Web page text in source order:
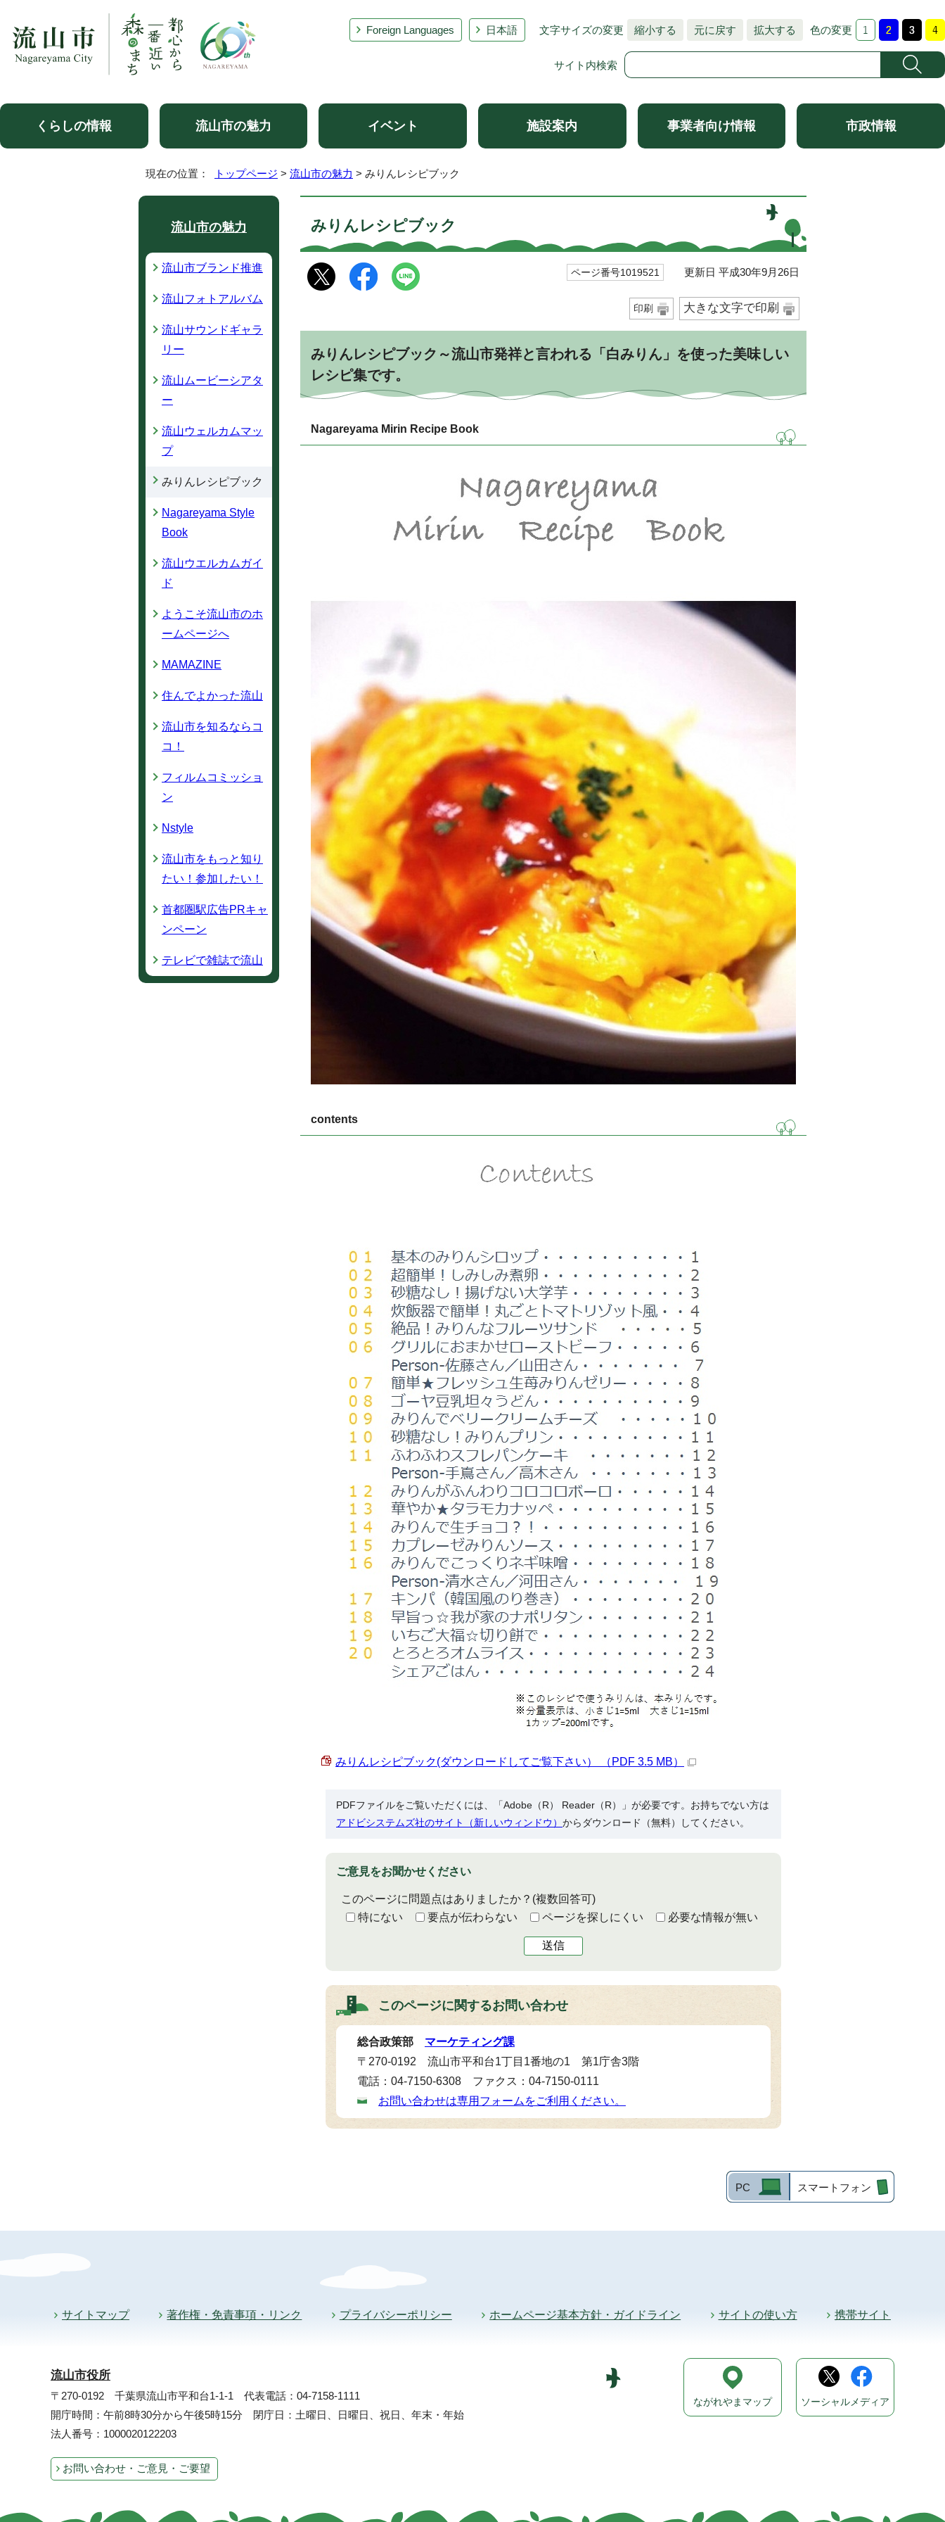
Foreign Languages 日本語 文字サイズの変更 縮小する 元に戻す 拡大する 色の変更
サイト内検索
くらしの情報 流山市の魅力 イベント 施設案内 事業者向け情報 市政情報
現在の位置： トップページ > 流山市の魅力 > みりんレシピブック
みりんレシピブック
ページ番号1019521 更新日 平成30年9月26日
印刷 大きな文字で印刷
みりんレシピブック～流山市発祥と言われる「白みりん」を使った美味しい
レシピ集です。
Nagareyama Mirin Recipe Book
contents
みりんレシピブック(ダウンロードしてご覧下さい） （PDF 3.5 MB）
PDFファイルをご覧いただくには、「Adobe（R） Reader（R）」が必要です。お持ちでない方は
アドビシステムズ社のサイト（新しいウィンドウ） からダウンロード（無料）してください。
ご意見をお聞かせください
このページに問題点はありましたか？ (複数回答可)
特にない
要点が伝わらない ページを探しにくい 必要な情報が無い
送信
このページに関するお問い合わせ
総合政策部 マーケティング課
〒270-0192 流山市平和台1丁目1番地の1 第1庁舎3階
電話：04-7150-6308 ファクス：04-7150-0111
お問い合わせは専用フォームをご利用ください。
流山市の魅力
流山市ブランド推進
流山フォトアルバム
流山サウンドギャラ
リー
流山ムービーシアタ
ー
流山ウェルカムマッ
プ
みりんレシピブック
Nagareyama Style
Book
流山ウエルカムガイ
ド
ようこそ流山市のホ
ームページへ
MAMAZINE
住んでよかった流山
流山市を知るならコ
コ！
フィルムコミッショ
ン
Nstyle
流山市をもっと知り
たい！参加したい！
首都圏駅広告PRキャ
ンペーン
テレビで雑誌で流山
PC スマートフォン
サイトマップ 著作権・免責事項・リンク プライバシーポリシー ホームページ基本方針・ガイドライン サイトの使い方 携帯サイト
流山市役所
〒270-0192 千葉県流山市平和台1-1-1 代表電話：04-7158-1111
開庁時間：午前8時30分から午後5時15分 閉庁日：土曜日、日曜日、祝日、年末・年始
法人番号：1000020122203
お問い合わせ・ご意見・ご要望
ながれやまマップ ソーシャルメディア